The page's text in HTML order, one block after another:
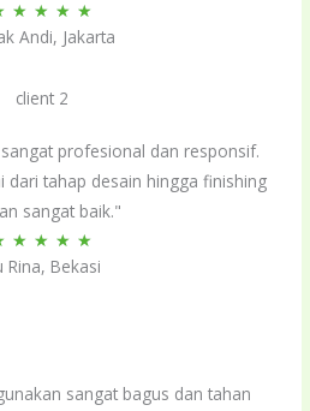
★ ★ ★ ★Rated
5
Andi, Jakarta
profesional dan responsif.
tahap desain hingga finishing
sangat baik."
★ ★ ★ ★Rated
5
Rina, Bekasi
sangat bagus dan tahan